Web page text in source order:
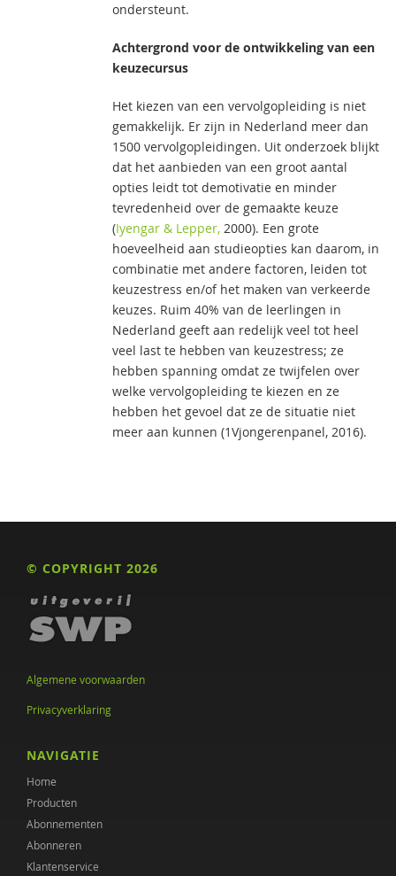
ondersteunt.
Achtergrond voor de ontwikkeling van een
keuzecursus
Het kiezen van een vervolgopleiding is niet
gemakkelijk. Er zijn in Nederland meer dan
1500 vervolgopleidingen. Uit onderzoek blijkt
dat het aanbieden van een groot aantal
opties leidt tot demotivatie en minder
tevredenheid over de gemaakte keuze
(Iyengar & Lepper, 2000). Een grote
hoeveelheid aan studieopties kan daarom, in
combinatie met andere factoren, leiden tot
keuzestress en/of het maken van verkeerde
keuzes. Ruim 40% van de leerlingen in
Nederland geeft aan redelijk veel tot heel
veel last te hebben van keuzestress; ze
hebben spanning omdat ze twijfelen over
welke vervolgopleiding te kiezen en ze
hebben het gevoel dat ze de situatie niet
meer aan kunnen (1Vjongerenpanel, 2016).
© COPYRIGHT 2026
Algemene voorwaarden
Privacyverklaring
NAVIGATIE
Home
Producten
Abonnementen
Abonneren
Klantenservice